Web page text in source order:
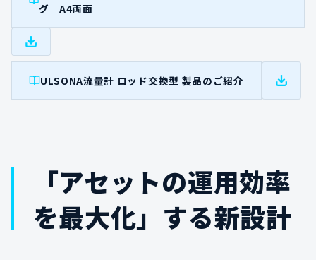
グ A4両面
ULSONA流量計 ロッド交換型 製品のご紹介
「アセットの運用効率
を最大化」する新設計